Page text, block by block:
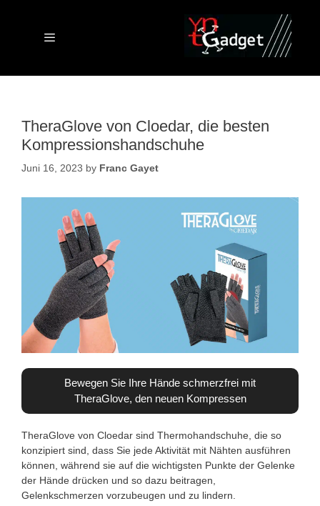
Menu
TheraGlove von Cloedar, die besten
Kompressionshandschuhe
Juni 16, 2023 by Franc Gayet
Bewegen Sie Ihre Hände schmerzfrei mit
TheraGlove, den neuen Kompressen
TheraGlove von Cloedar sind Thermohandschuhe, die so
konzipiert sind, dass Sie jede Aktivität mit Nähten ausführen
können, während sie auf die wichtigsten Punkte der Gelenke
der Hände drücken und so dazu beitragen,
Gelenkschmerzen vorzubeugen und zu lindern.